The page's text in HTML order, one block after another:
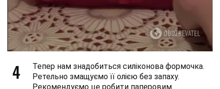
4
Тепер нам знадобиться силіконова формочка.
Ретельно змащуємо її олією без запаху.
Рекомендуємо це робити паперовим